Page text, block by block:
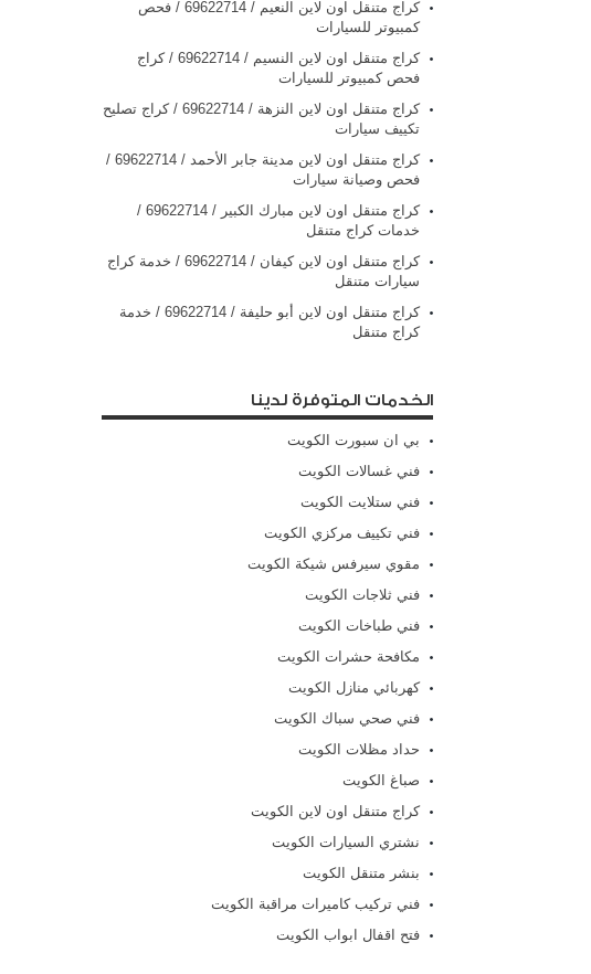
كراج متنقل اون لاين النعيم / 69622714‬ / فحص
كمبيوتر للسيارات
كراج متنقل اون لاين النسيم / 69622714‬ / كراج
فحص كمبيوتر للسيارات
كراج متنقل اون لاين النزهة / 69622714‬ / كراج تصليح
تكييف سيارات
كراج متنقل اون لاين مدينة جابر الأحمد / 69622714‬ /
فحص وصيانة سيارات
كراج متنقل اون لاين مبارك الكبير / 69622714‬ /
خدمات كراج متنقل
كراج متنقل اون لاين كيفان / 69622714‬ / خدمة كراج
سيارات متنقل
كراج متنقل اون لاين أبو حليفة / 69622714‬ / خدمة
كراج متنقل
الخدمات المتوفرة لدينا
بي ان سبورت الكويت
فني غسالات الكويت
فني ستلايت الكويت
فني تكييف مركزي الكويت
مقوي سيرفس شيكة الكويت
فني ثلاجات الكويت
فني طباخات الكويت
مكافحة حشرات الكويت
كهربائي منازل الكويت
فني صحي سباك الكويت
حداد مظلات الكويت
صباغ الكويت
كراج متنقل اون لاين الكويت
نشتري السيارات الكويت
بنشر متنقل الكويت
فني تركيب كاميرات مراقبة الكويت
فتح اقفال ابواب الكويت